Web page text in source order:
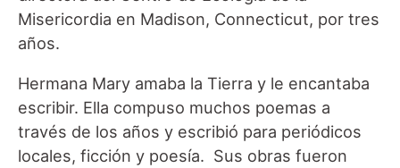
Misericordia en Madison, Connecticut, por tres
años.
Hermana Mary amaba la Tierra y le encantaba
escribir. Ella compuso muchos poemas a
través de los años y escribió para periódicos
locales, ficción y poesía. Sus obras fueron